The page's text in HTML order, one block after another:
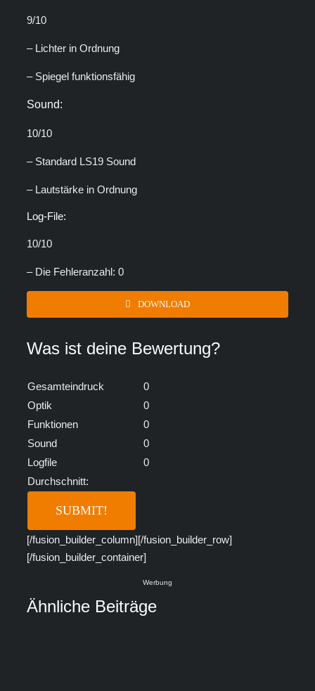
9/10
– Lichter in Ordnung
– Spiegel funktionsfähig
Sound:
10/10
– Standard LS19 Sound
– Lautstärke in Ordnung
Log-File:
10/10
– Die Fehleranzahl: 0
DOWNLOAD
Was ist deine Bewertung?
Gesamteindruck
0
Optik
0
Funktionen
0
Sound
0
Logfile
0
Durchschnitt:
[/fusion_builder_column][/fusion_builder_row]
[/fusion_builder_container]
Werbung
Ähnliche Beiträge